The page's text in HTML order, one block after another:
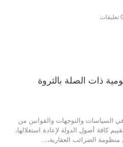
0 تعليقات
ذات الصلة بالثروة
السياسات والتوجهات والقوانين من
كافة أصول الدولة لإعادة استغلالها،
الضرائب العقارية،…